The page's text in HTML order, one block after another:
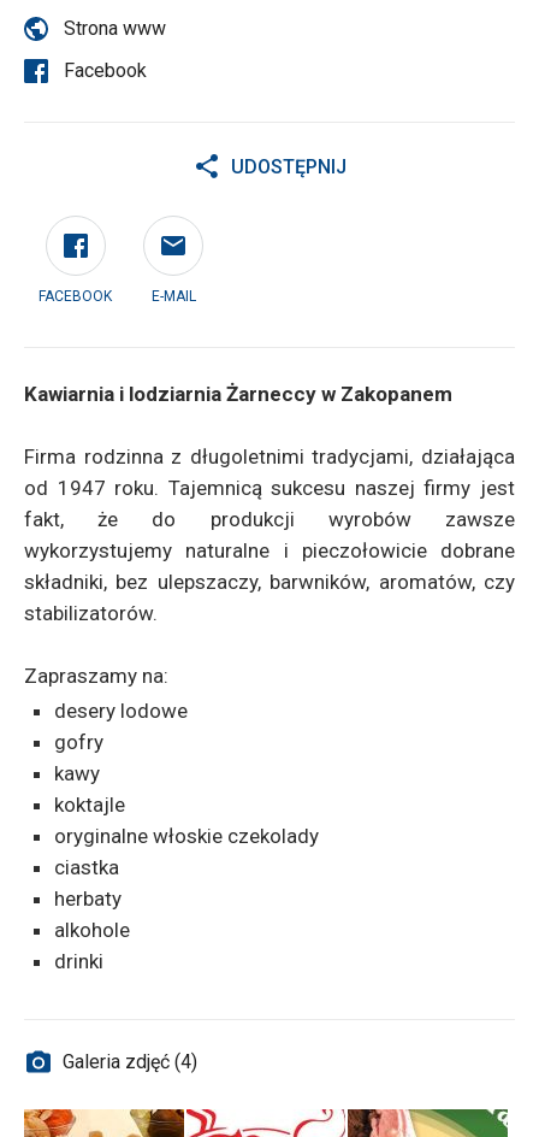
Strona www
Facebook
UDOSTĘPNIJ
FACEBOOK E-MAIL
Kawiarnia i lodziarnia Żarneccy w Zakopanem
Firma rodzinna z długoletnimi tradycjami, działająca
od 1947 roku. Tajemnicą sukcesu naszej firmy jest
fakt, że do produkcji wyrobów zawsze
wykorzystujemy naturalne i pieczołowicie dobrane
składniki, bez ulepszaczy, barwników, aromatów, czy
stabilizatorów.
Zapraszamy na:
desery lodowe
gofry
kawy
koktajle
oryginalne włoskie czekolady
ciastka
herbaty
alkohole
drinki
Galeria zdjęć (4)